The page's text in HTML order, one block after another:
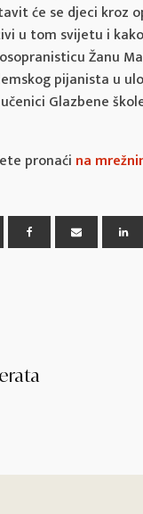
će se djeci kroz
u tom svijetu i
Žanu
pijanista u
Glazbene
pronaći na